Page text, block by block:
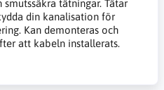
tätningar. Tätar
din kanalisation för
Kan demonteras och
att kabeln installerats.